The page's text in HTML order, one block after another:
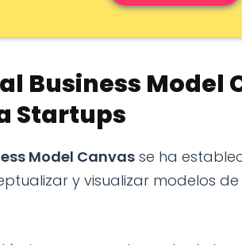
Business Model
Startups
Model Canvasse ha
y visualizar modelos